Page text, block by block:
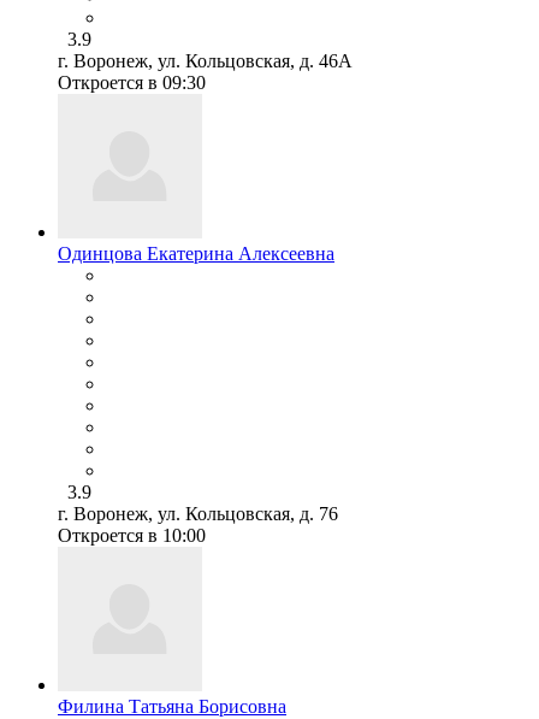
3.9
г. Воронеж, ул. Кольцовская, д. 46А
Откроется в 09:30
Одинцова Екатерина Алексеевна
3.9
г. Воронеж, ул. Кольцовская, д. 76
Откроется в 10:00
Филина Татьяна Борисовна